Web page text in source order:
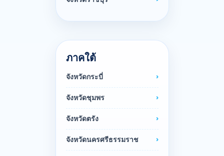
ภาคใต้
จังหวัดกระบี่
จังหวัดชุมพร
จังหวัดตรัง
จังหวัดนครศรีธรรมราช